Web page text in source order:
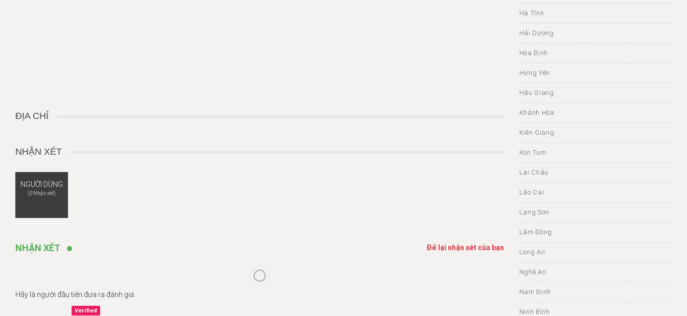
ĐỊA CHỈ
NHẬN XÉT
NGƯỜI DÙNG
(0Nhận xét)
NHẬN XÉT Để lại nhận xét của bạn
Hãy là người đầu tiên đưa ra đánh giá.
Verified
Hà Tĩnh
Hải Dương
Hòa Bình
Hưng Yên
Hậu Giang
Khánh Hòa
Kiên Giang
Kon Tum
Lai Châu
Lào Cai
Lạng Sơn
Lâm Đồng
Long An
Nghệ An
Nam Định
Ninh Bình